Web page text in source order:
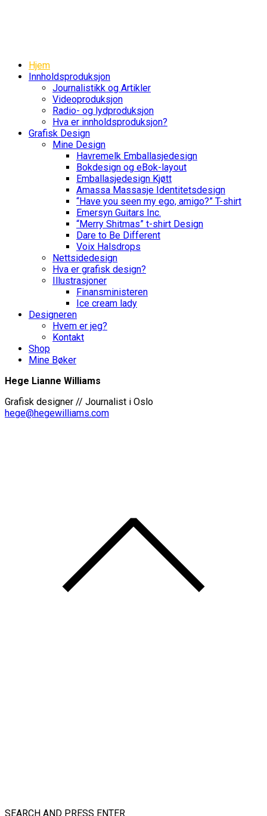
Hjem
Innholdsproduksjon
Journalistikk og Artikler
Videoproduksjon
Radio- og lydproduksjon
Hva er innholdsproduksjon?
Grafisk Design
Mine Design
Havremelk Emballasjedesign
Bokdesign og eBok-layout
Emballasjedesign Kjøtt
Amassa Massasje Identitetsdesign
“Have you seen my ego, amigo?” T-shirt
Emersyn Guitars Inc.
“Merry Shitmas” t-shirt Design
Dare to Be Different
Voix Halsdrops
Nettsidedesign
Hva er grafisk design?
Illustrasjoner
Finansministeren
Ice cream lady
Designeren
Hvem er jeg?
Kontakt
Shop
Mine Bøker
Hege Lianne Williams
Grafisk designer // Journalist i Oslo
hege@hegewilliams.com
SEARCH AND PRESS ENTER